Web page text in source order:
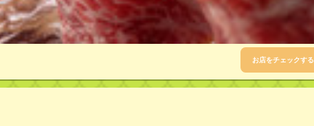
お店をチェックする